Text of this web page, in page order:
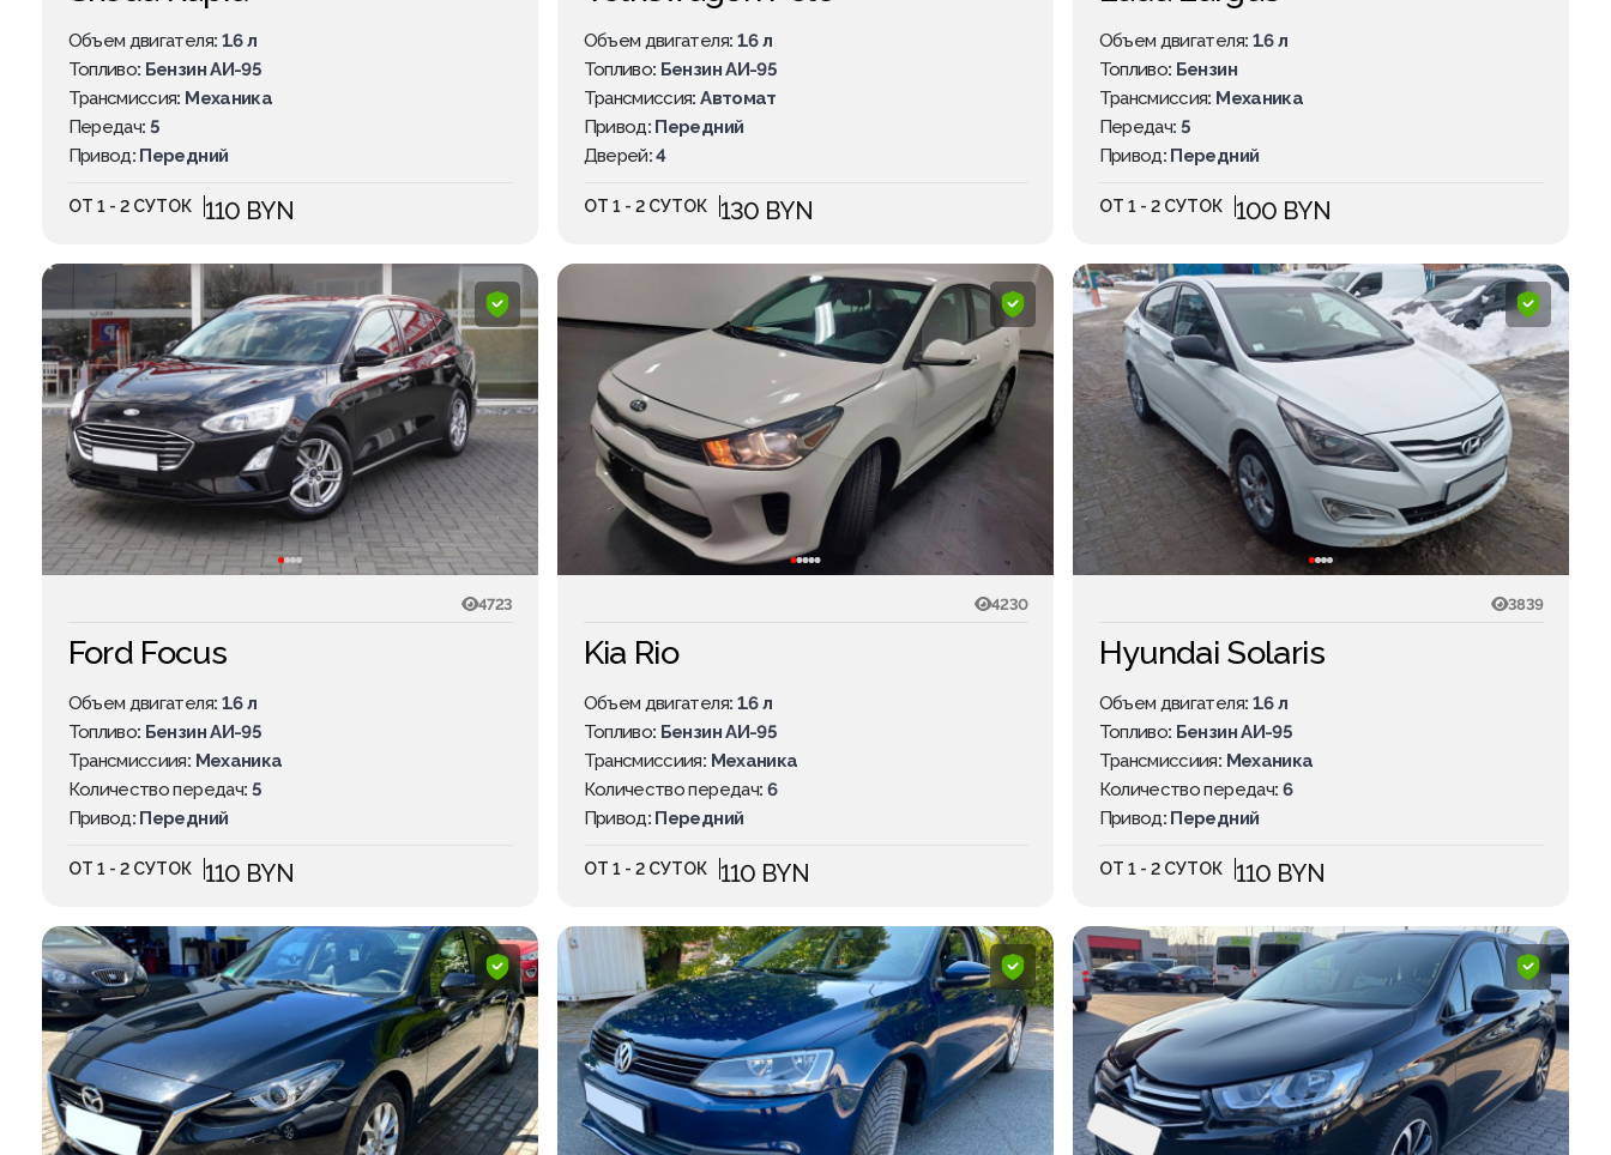
Объем двигателя: 1.6 л
Топливо: Бензин АИ-95
Трансмиссия: Механика
Передач: 5
Привод: Передний
ОТ 1 - 2 СУТОК 110 BYN
Объем двигателя: 1.6 л
Топливо: Бензин АИ-95
Трансмиссия: Автомат
Привод: Передний
Дверей: 4
ОТ 1 - 2 СУТОК 130 BYN
Объем двигателя: 1.6 л
Топливо: Бензин
Трансмиссия: Механика
Передач: 5
Привод: Передний
ОТ 1 - 2 СУТОК 100 BYN
4723
Ford Focus
Объем двигателя: 1.6 л
Топливо: Бензин АИ-95
Трансмиссиия: Механика
Количество передач: 5
Привод: Передний
ОТ 1 - 2 СУТОК 110 BYN
4230
Kia Rio
Объем двигателя: 1.6 л
Топливо: Бензин АИ-95
Трансмиссиия: Механика
Количество передач: 6
Привод: Передний
ОТ 1 - 2 СУТОК 110 BYN
3839
Hyundai Solaris
Объем двигателя: 1.6 л
Топливо: Бензин АИ-95
Трансмиссиия: Механика
Количество передач: 6
Привод: Передний
ОТ 1 - 2 СУТОК 110 BYN